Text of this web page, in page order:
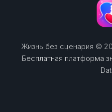
Жизнь без сценария ©
Бесплатная платформа